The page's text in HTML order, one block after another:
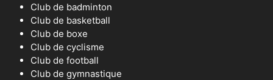
Club de badminton
Club de basketball
Club de boxe
Club de cyclisme
Club de football
Club de gymnastique